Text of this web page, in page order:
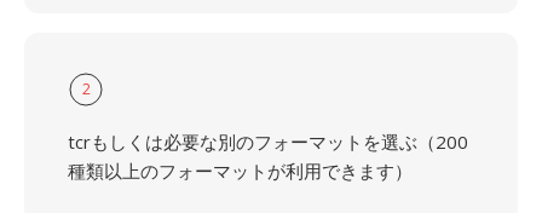
2
tcrもしくは必要な別のフォーマットを選ぶ（200
種類以上のフォーマットが利用できます）